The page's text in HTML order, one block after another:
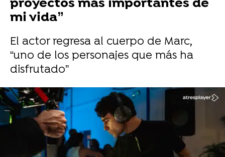
proyectos más importantes de
mi vida”
El actor regresa al cuerpo de Marc,
“uno de los personajes que más ha
disfrutado”